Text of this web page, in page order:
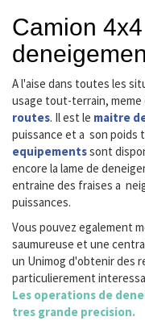
Camion
A l'aise dans toutes les
usage tout-terrain, meme
routes. Il est le maitre
puissance et a son poids
equipementssont
encore la lame de
entraine des fraises a
puissances.
Vous pouvez egalement
saumureuse et une
un Unimog d'obtenir des
particulierement
Les operations de
tres grande precision.